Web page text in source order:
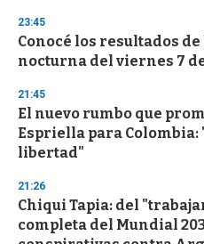
s
e
c
o
d
s
23:45
Conocé los resultados
nocturna del viernes 7
21:45
El nuevo rumbo que
Espriella para
libertad"
21:26
Chiqui Tapia: del
completa del Mundial